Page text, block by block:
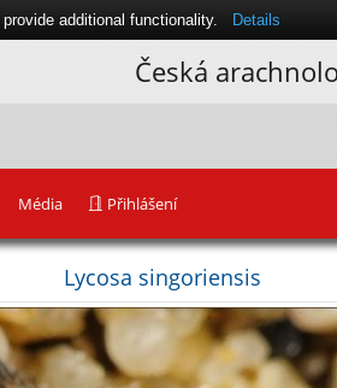
Česká
Média Přihlášení
Lycosa singoriensis
additional functionality. Details